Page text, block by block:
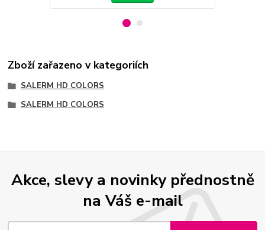
Zboží zařazeno v kategoriích
SALERM HD COLORS
SALERM HD COLORS
Akce, slevy a novinky přednostně
na Váš e-mail